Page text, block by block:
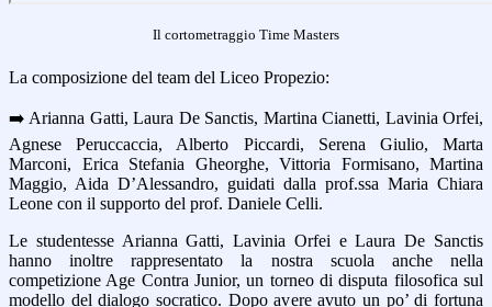
Il cortometraggio Time Masters
La composizione del team del Liceo Propezio:
➡️ Arianna Gatti, Laura De Sanctis, Martina Cianetti, Lavinia Orfei,
Agnese Peruccaccia, Alberto Piccardi, Serena Giulio, Marta
Marconi, Erica Stefania Gheorghe, Vittoria Formisano, Martina
Maggio, Aida D’Alessandro, guidati dalla prof.ssa Maria Chiara
Leone con il supporto del prof. Daniele Celli.
Le studentesse Arianna Gatti, Lavinia Orfei e Laura De Sanctis
hanno inoltre rappresentato la nostra scuola anche nella
competizione Age Contra Junior, un torneo di disputa filosofica sul
modello del dialogo socratico. Dopo avere avuto un po’ di fortuna